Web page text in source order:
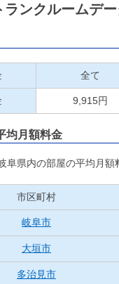
ランクルームデ
全て
9,915円
均月額料金
阜県内の部屋の平均月額
市区町村
岐阜市
大垣市
多治見市